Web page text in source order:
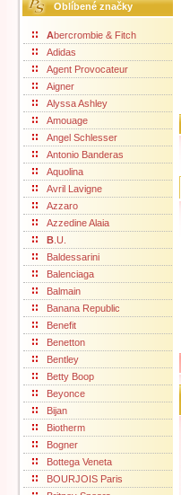
Oblíbené značky
Abercrombie & Fitch
Adidas
Agent Provocateur
Aigner
Alyssa Ashley
Amouage
Angel Schlesser
Antonio Banderas
Aquolina
Avril Lavigne
Azzaro
Azzedine Alaia
B .U.
Baldessarini
Balenciaga
Balmain
Banana Republic
Benefit
Benetton
Bentley
Betty Boop
Beyonce
Bijan
Biotherm
Bogner
Bottega Veneta
BOURJOIS Paris